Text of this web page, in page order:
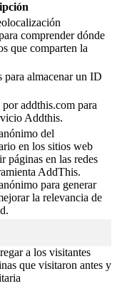
comprender dónde
que comparten la
almacenar un ID
addthis.com para
Addthis.
del
en los sitios web
páginas en las redes
AddThis.
para generar
la relevancia de
a los visitantes
que visitaron antes y